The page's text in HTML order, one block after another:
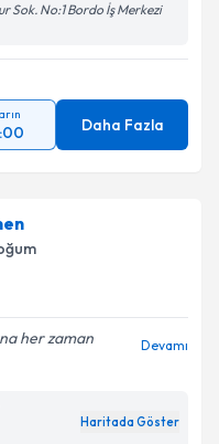
Sok. No:1 Bordo İş Merkezi
Daha Fazla
her zaman
Devamı
Haritada Göster